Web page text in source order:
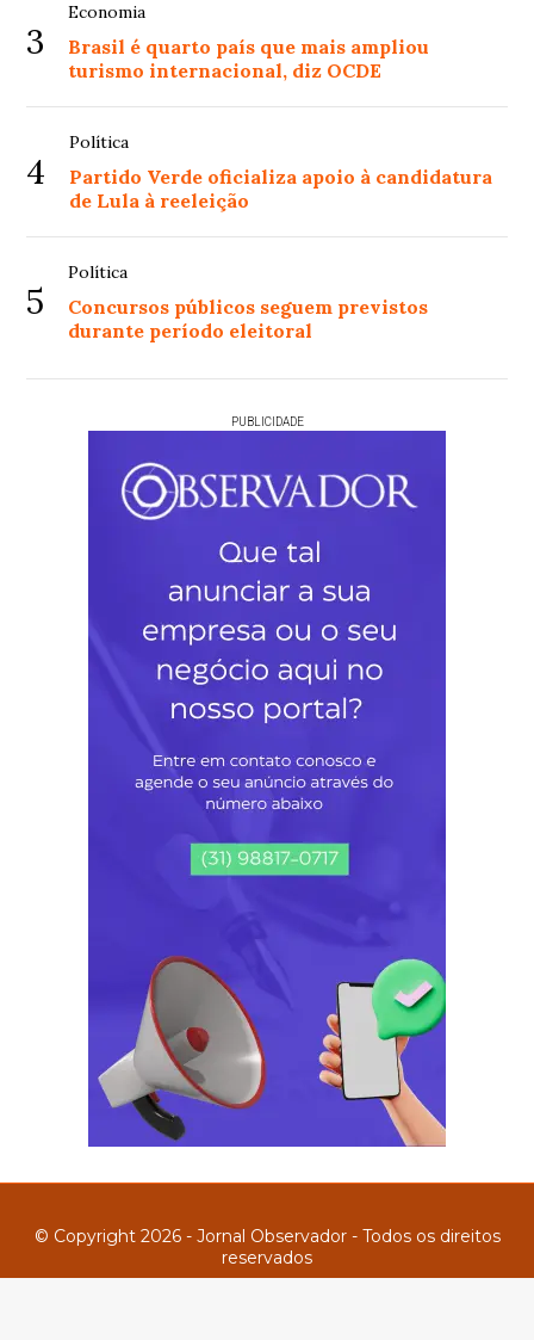
3
Economia
Brasil é quarto país que mais ampliou
turismo internacional, diz OCDE
4
Política
Partido Verde oficializa apoio à candidatura
de Lula à reeleição
5
Política
Concursos públicos seguem previstos
durante período eleitoral
PUBLICIDADE
© Copyright 2026 - Jornal Observador - Todos os direitos
reservados